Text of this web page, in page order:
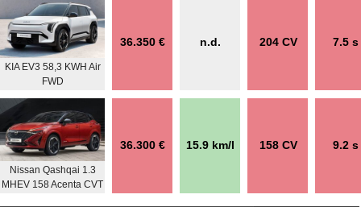
KIA EV3 58,3 KWH Air
FWD
36.350 € n.d. 204 CV 7.5 s
Nissan Qashqai 1.3
MHEV 158 Acenta CVT
36.300 € 15.9 km/l 158 CV 9.2 s